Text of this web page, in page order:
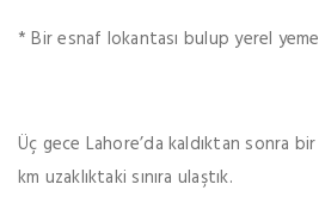
* Bir esnaf lokantası bulup yerel
Üç gece Lahore’da kaldıktan sonra
km uzaklıktaki sınıra ulaştık.